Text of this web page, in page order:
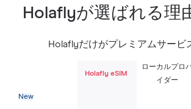
Holaflyが選ばれる理
Holaflyだけがプレミアムサービ
Holafly eSIM
ローカルプロ
イダー
New